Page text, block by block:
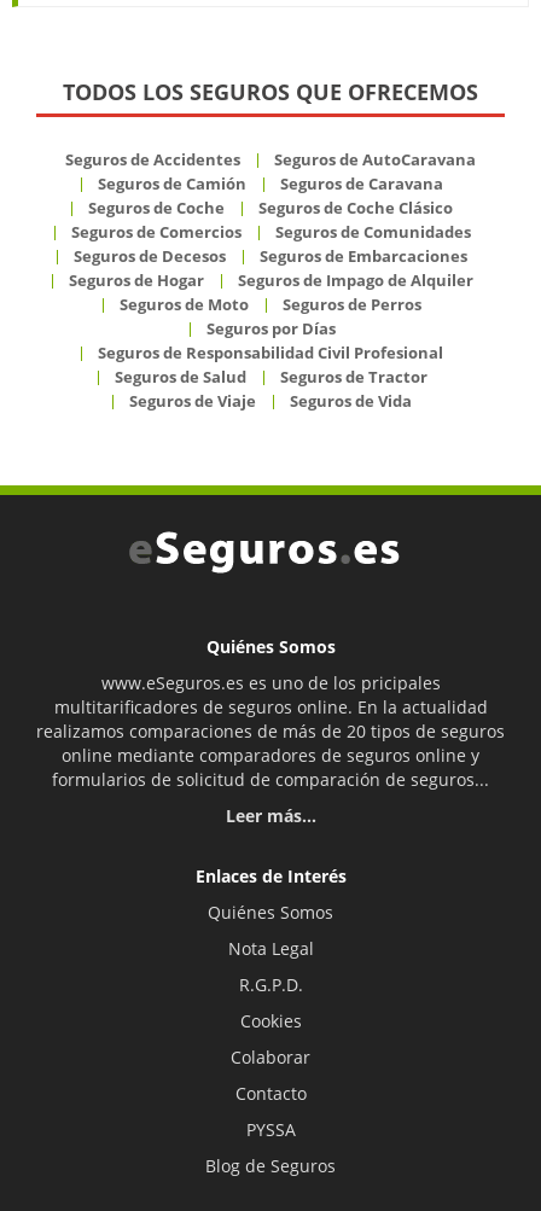
TODOS LOS SEGUROS QUE OFRECEMOS
Seguros de Accidentes
Seguros de AutoCaravana
Seguros de Camión
Seguros de Caravana
Seguros de Coche
Seguros de Coche Clásico
Seguros de Comercios
Seguros de Comunidades
Seguros de Decesos
Seguros de Embarcaciones
Seguros de Hogar
Seguros de Impago de Alquiler
Seguros de Moto
Seguros de Perros
Seguros por Días
Seguros de Responsabilidad Civil Profesional
Seguros de Salud
Seguros de Tractor
Seguros de Viaje
Seguros de Vida
Quiénes Somos
www.eSeguros.es es uno de los pricipales
multitarificadores de seguros online. En la actualidad
realizamos comparaciones de más de 20 tipos de seguros
online mediante comparadores de seguros online y
formularios de solicitud de comparación de seguros...
Leer más...
Enlaces de Interés
Quiénes Somos
Nota Legal
R.G.P.D.
Cookies
Colaborar
Contacto
PYSSA
Blog de Seguros